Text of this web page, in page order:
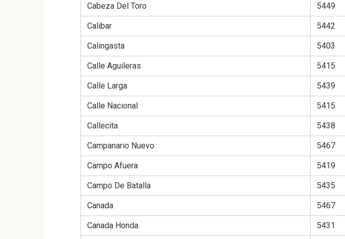
Cabeza Del Toro 5449
Calibar 5442
Calingasta 5403
Calle Aguileras 5415
Calle Larga 5439
Calle Nacional 5415
Callecita 5438
Campanario Nuevo 5467
Campo Afuera 5419
Campo De Batalla 5435
Canada 5467
Canada Honda 5431